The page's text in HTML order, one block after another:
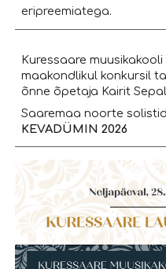
eripreemiatega.
Kuressaare
maakondlikul konkursil
õnne õpetaja Kairit
Saaremaa noorte
KEVADÜMIN 2026